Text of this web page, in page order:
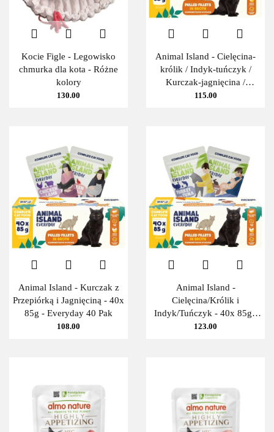
Kocie Figle - Legowisko
chmurka dla kota - Różne
kolory
130.00
Animal Island - Cielęcina-
królik / Indyk-tuńczyk /
Kurczak-jagnięcina /
Kurczak-przepiórka - 40x
115.00
Animal Island - Kurczak z
Przepiórką i Jagnięciną - 40x
85g - Everyday 40 Pak
108.00
Animal Island -
Cielęcina/Królik i
Indyk/Tuńczyk - 40x 85g -
Everyday 40 Pak
123.00